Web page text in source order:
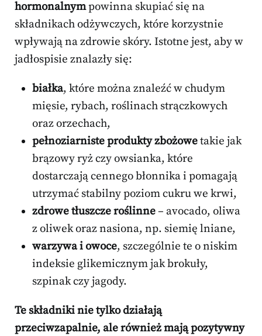
hormonalnympowinna skupiać się na
składnikach odżywczych, które korzystnie
wpływają na zdrowie skóry. Istotne jest, aby w
jadłospisie znalazły się:
białka, które można znaleźć w chudym
mięsie, rybach, roślinach strączkowych
oraz orzechach,
pełnoziarniste produkty zbożowetakie jak
brązowy ryż czy owsianka, które
dostarczają cennego błonnika i pomagają
utrzymać stabilny poziom cukru we krwi,
zdrowe tłuszcze roślinne– avocado, oliwa
z oliwek oraz nasiona, np. siemię lniane,
warzywa i owoce, szczególnie te o niskim
indeksie glikemicznym jak brokuły,
szpinak czy jagody.
Te składniki nie tylko działają
przeciwzapalnie, ale również mają pozytywny